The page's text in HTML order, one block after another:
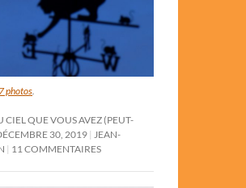
photos.
CIEL QUE VOUS AVEZ (PEUT-
30, 2019 JEAN-
11 COMMENTAIRES